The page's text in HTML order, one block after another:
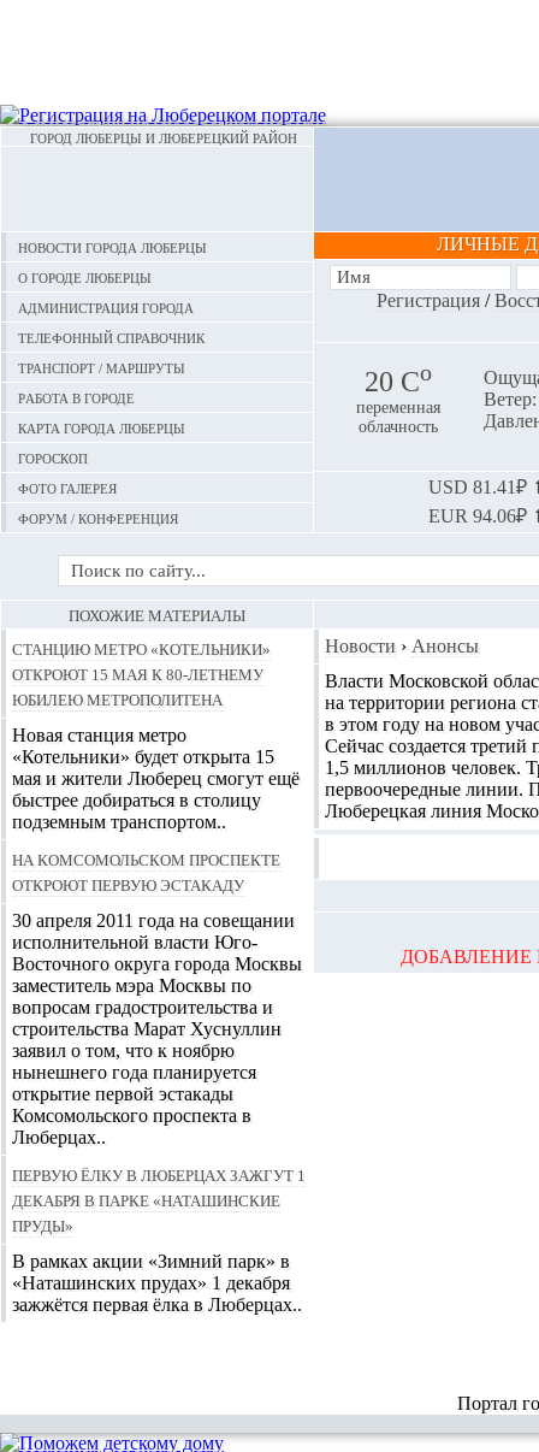
ГОРОД ЛЮБЕРЦЫ И ЛЮБЕРЕЦКИЙ РАЙОН
Новости города Люберцы
О городе Люберцы
Администрация города
Телефонный справочник
Транспорт / маршруты
Работа в городе
Карта города Люберцы
Гороскоп
Фото галерея
Форум / конференция
ЛИЧНЫЕ
Регистрация/
20 Сo
переменная
облачность
USD 81.41₽
EUR 94.06₽
Новости › Анонсы
Власти Московской
на территории региона
в этом году на новом
Сейчас создается
1,5 миллионов человек.
первоочередные линии.
Люберецкая линия
ДОБАВЛЕНИЕ
ПОХОЖИЕ МАТЕРИАЛЫ
Станцию метро «Котельники»
откроют 15 мая к 80-летнему
юбилею метрополитена
Новая станция метро
«Котельники» будет открыта 15
мая и жители Люберец смогут ещё
быстрее добираться в столицу
подземным транспортом..
На Комсомольском проспекте
откроют первую эстакаду
30 апреля 2011 года на совещании
исполнительной власти Юго-
Восточного округа города Москвы
заместитель мэра Москвы по
вопросам градостроительства и
строительства Марат Хуснуллин
заявил о том, что к ноябрю
нынешнего года планируется
открытие первой эстакады
Комсомольского проспекта в
Люберцах..
Первую ёлку в Люберцах зажгут 1
декабря в парке «Наташинские
пруды»
В рамках акции «Зимний парк» в
«Наташинских прудах» 1 декабря
зажжётся первая ёлка в Люберцах..
Портал